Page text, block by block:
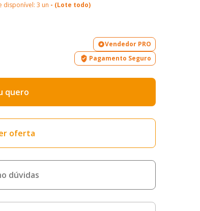
disponível: 3 un - (Lote todo)
Vendedor PRO
Pagamento Seguro
quero
oferta
dúvidas